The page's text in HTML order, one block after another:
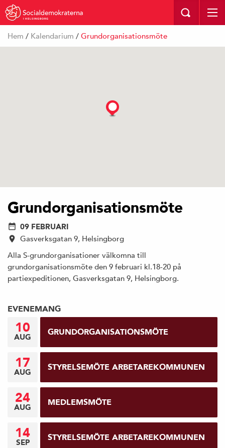
I HELSINGBORG
Hem / Kalendarium / Grundorganisationsmöte
Grundorganisationsmöte
09 FEBRUARI
Gasverksgatan 9, Helsingborg
Alla S-grundorganisationer välkomna till
grundorganisationsmöte den 9 februari kl.18-20 på
partiexpeditionen, Gasverksgatan 9, Helsingborg.
EVENEMANG
10
AUG GRUNDORGANISATIONSMÖTE
17
AUG STYRELSEMÖTE ARBETAREKOMMUNEN
24
AUG MEDLEMSMÖTE
14
SEP STYRELSEMÖTE ARBETAREKOMMUNEN